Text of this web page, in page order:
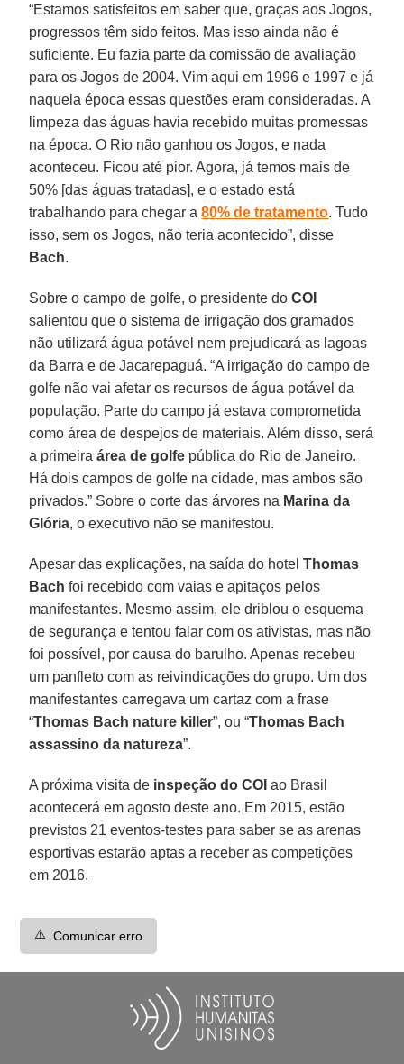
“Estamos satisfeitos em saber que, graças aos Jogos,
progressos têm sido feitos. Mas isso ainda não é
suficiente. Eu fazia parte da comissão de avaliação
para os Jogos de 2004. Vim aqui em 1996 e 1997 e já
naquela época essas questões eram consideradas. A
limpeza das águas havia recebido muitas promessas
na época. O Rio não ganhou os Jogos, e nada
aconteceu. Ficou até pior. Agora, já temos mais de
50% [das águas tratadas], e o estado está
trabalhando para chegar a80% de tratamento. Tudo
isso, sem os Jogos, não teria acontecido”, disse
Bach.
Sobre o campo de golfe, o presidente doCOI
salientou que o sistema de irrigação dos gramados
não utilizará água potável nem prejudicará as lagoas
da Barra e de Jacarepaguá. “A irrigação do campo de
golfe não vai afetar os recursos de água potável da
população. Parte do campo já estava comprometida
como área de despejos de materiais. Além disso, será
a primeira área de golfe pública do Rio de Janeiro.
Há dois campos de golfe na cidade, mas ambos são
privados.” Sobre o corte das árvores na Marina da
Glória, o executivo não se manifestou.
Apesar das explicações, na saída do hotelThomas
Bach foi recebido com vaias e apitaços pelos
manifestantes. Mesmo assim, ele driblou o esquema
de segurança e tentou falar com os ativistas, mas não
foi possível, por causa do barulho. Apenas recebeu
um panfleto com as reivindicações do grupo. Um dos
manifestantes carregava um cartaz com a frase
“Thomas Bach nature killer”, ou “Thomas Bach
assassino da natureza”.
A próxima visita de inspeção do COI ao Brasil
acontecerá em agosto deste ano. Em 2015, estão
previstos 21 eventos-testes para saber se as arenas
esportivas estarão aptas a receber as competições
em 2016.
⚠️ Comunicar erro